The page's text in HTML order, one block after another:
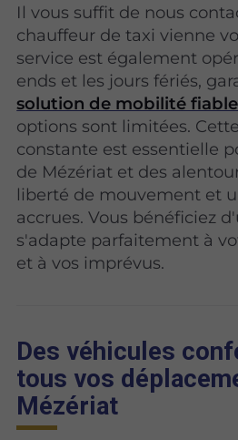
Il vous suffit de nous
chauffeur de taxi vienne
service est également
ends et les jours fériés,
solution de mobilité fiable
options sont limitées.
constante est essentielle
de Mézériat et des
liberté de mouvement et
accrues. Vous bénéficiez
s'adapte parfaitement à
et à vos imprévus.
Des véhicules
tous vos
Mézériat